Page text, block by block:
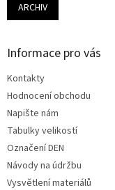
ARCHIV
Informace pro vás
Kontakty
Hodnocení obchodu
Napište nám
Tabulky velikostí
Označení DEN
Návody na údržbu
Vysvětlení materiálů